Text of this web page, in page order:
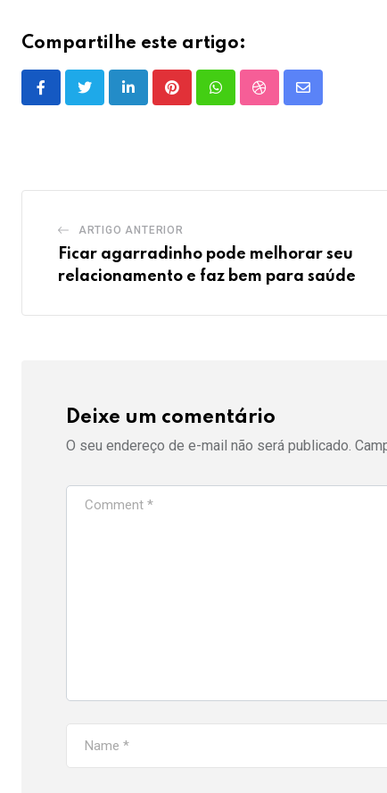
Compartilhe este artigo:
LinkedInPinterestWhatsappStumbleUpon
Share
ARTIGO ANTERIOR
Ficar agarradinho pode melhorar seu
relacionamento e faz bem para saúde
Deixe um comentário
O seu endereço de e-mail não será publicado.